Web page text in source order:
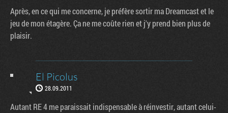
Après, en ce qui me concerne, je préfère sortir ma Dreamcast et le
jeu de mon étagère. Ça ne me coûte rien et j'y prend bien plus de
plaisir.
El Picolus
28.09.2011
Autant RE 4 me paraissait indispensable à réinvestir, autant celui-